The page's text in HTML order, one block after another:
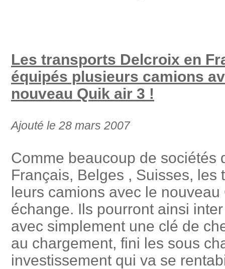
Les transports Delcroix en
équipés plusieurs camions
nouveau Quik air 3 !
Ajouté le 28 mars 2007
Comme beaucoup de sociétés
Français, Belges , Suisses,
leurs camions avec le
échange. Ils pourront ainsi
avec simplement une clé de
au chargement, fini les sous
investissement qui va se